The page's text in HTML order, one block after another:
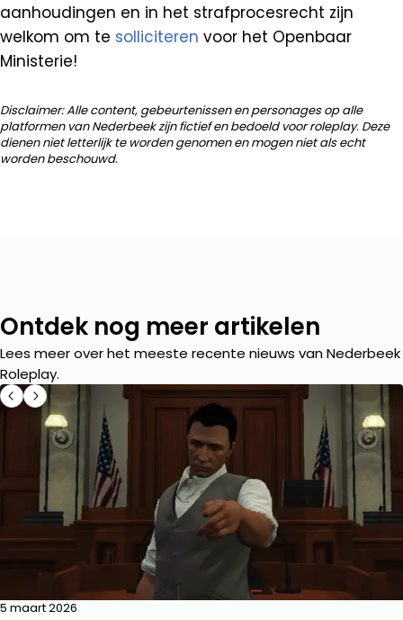
aanhoudingen en in het strafprocesrecht zijn
welkom om te solliciteren voor het Openbaar
Ministerie!
Disclaimer: Alle content, gebeurtenissen en personages op alle
platformen van Nederbeek zijn fictief en bedoeld voor roleplay. Deze
dienen niet letterlijk te worden genomen en mogen niet als echt
worden beschouwd.
Ontdek nog meer artikelen
Lees meer over het meeste recente nieuws van Nederbeek
Roleplay.
5 maart 2026